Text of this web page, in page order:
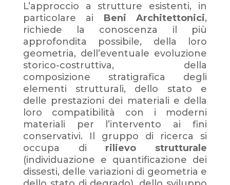
L’approccio a strutture esistenti, in
particolare ai Beni Architettonici,
richiede la conoscenza il più
approfondita possibile, della loro
geometria, dell’eventuale evoluzione
storico-costruttiva, della
composizione stratigrafica degli
elementi strutturali, dello stato e
delle prestazioni dei materiali e della
loro compatibilità con i moderni
materiali per l’intervento ai fini
conservativi. Il gruppo di ricerca si
occupa di rilievo strutturale
(individuazione e quantificazione dei
dissesti, delle variazioni di geometria e